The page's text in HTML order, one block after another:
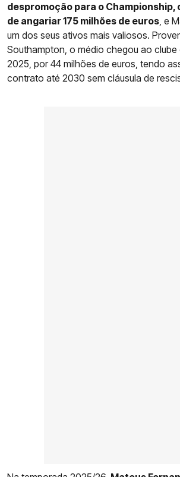
despromoção para o Championship,
de angariar 175 milhões de euros, e
um dos seus ativos mais valiosos.
Southampton, o médio chegou ao
2025, por 44 milhões de euros, tendo
contrato até 2030 sem cláusula de